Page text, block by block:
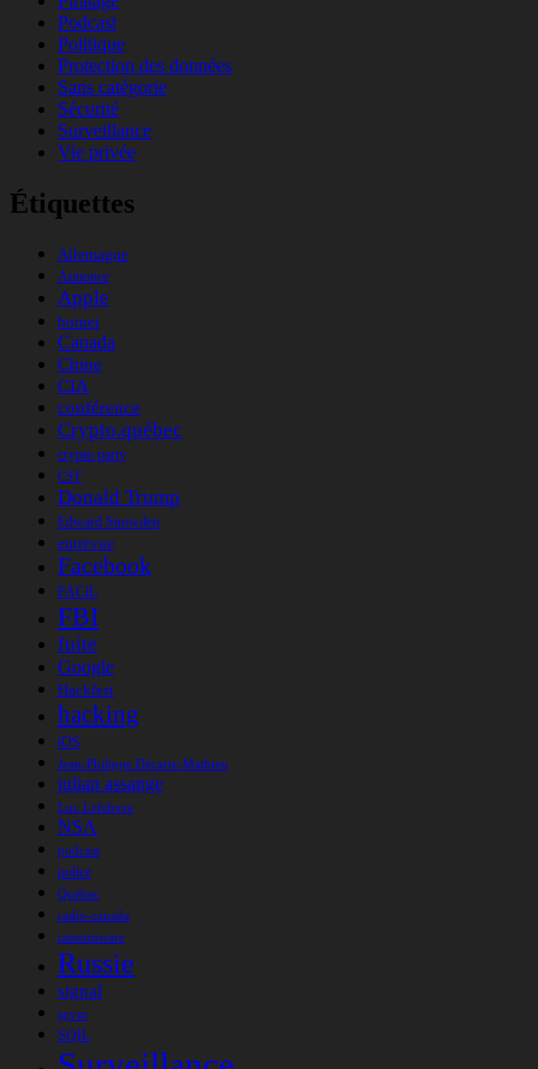
Podcast
Politique
Protection des données
Sans catégorie
Sécurité
Surveillance
Vie privée
Étiquettes
Allemagne
Annonce
Apple
botnet
Canada
Chine
CIA
conférence
Crypto.québec
crypto party
CST
Donald Trump
Edward Snowden
entrevue
Facebook
FACiL
FBI
fuite
Google
Hackfest
hacking
iOS
Jean-Philippe Décarie-Mathieu
julian assange
Luc Lefebvre
NSA
podcast
police
Québec
radio-canada
ransomware
Russie
signal
spvm
SQIL